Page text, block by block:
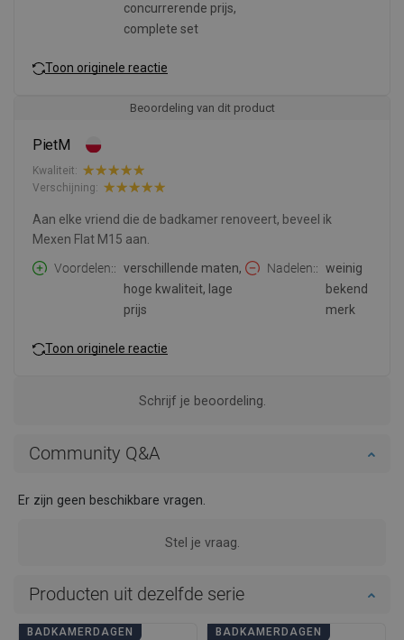
concurrerende prijs,
complete set
Toon originele reactie
Beoordeling van dit product
PietM
Kwaliteit:
Verschijning:
Aan elke vriend die de badkamer renoveert, beveel ik
Mexen Flat M15 aan.
Voordelen:
verschillende maten,
hoge kwaliteit, lage
prijs
Nadelen:
weinig
bekend
merk
Toon originele reactie
Schrijf je beoordeling.
Community Q&A
Er zijn geen beschikbare vragen.
Stel je vraag.
Producten uit dezelfde serie
BADKAMERDAGEN BADKAMERDAGEN